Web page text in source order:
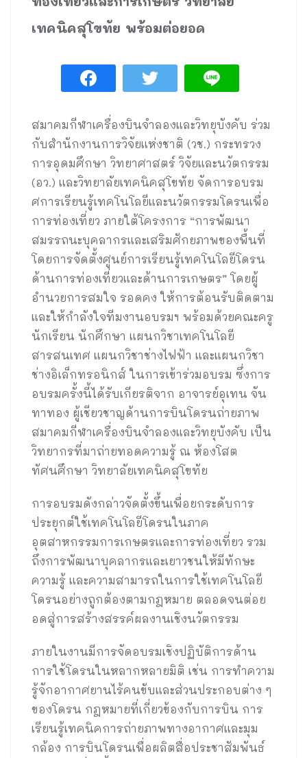
เทคนิคสุโขทัย พร้อมต่อยอด
สมาคมกีฬาเครื่องบินจำลองและวิทยุบังคับ ร่วม
กับสำนักงานการวิจัยแห่งชาติ (วช.) กระทรวง
การอุดมศึกษา วิทยาศาสตร์ วิจัยและนวัตกรรม
(อว.) และวิทยาลัยเทคนิคสุโขทัย จัดการอบรม
ศการเรียนรู้เทคโนโลยีและนวัตกรรมโดรนเพื่อ
การท่องเที่ยว ภายใต้โครงการ “การพัฒนา
สมรรถนะบุคลากรและเสริมศักยภาพของพื้นที่
โดยการจัดตั้งศูนย์การเรียนรู้เทคโนโลยีโดรน
ด้านการท่องเที่ยวและด้านการเกษตร” โดยผู้
อำนวยการสมใจ รอดคง ให้การต้อนรับติดตาม
และให้กำลังใจทีมงานอบรมฯ พร้อมด้วยคณะครู
นักเรียน นักศึกษา แผนกวิชาเทคโนโลยี
สารสนเทศ แผนกวิชาช่างไฟฟ้า และแผนกวิชา
ช่างอิเล็กทรอนิกส์ ในการเข้าร่วมอบรม ซึ่งการ
อบรมครั้งนี้ได้รับเกียรติจาก อาจารย์อุเทน จัน
ทาทอง ผู้เชียวชาญด้านการบินโดรนถ่ายภาพ
สมาคมกีฬาเครื่องบินจำลองและวิทยุบังคับ เป็น
วิทยากรที่มาถ่ายทอดความรู้ ณ ห้องโสต
ทัศนศึกษา วิทยาลัยเทคนิคสุโขทัย
การอบรมดังกล่าวจัดตั้งขึ้นเพื่อยกระดับการ
ประยุกต์ใช้เทคโนโลยีโดรนในภาค
อุตสาหกรรมการเกษตรและการท่องเที่ยว รวม
ถึงการพัฒนาบุคลากรและเยาวชนให้มีทักษะ
ความรู้ และความสามารถในการใช้เทคโนโลยี
โดรนอย่างถูกต้องตามกฎหมาย ตลอดจนต่อย
อดสู่การสร้างสรรค์ผลงานเชิงนวัตกรรม
ภายในงานมีการจัดอบรมเชิงปฏิบัติการด้าน
การใช้โดรนในหลากหลายมิติ เช่น การทำความ
รู้จักอากาศยานไร้คนขับและส่วนประกอบต่าง ๆ
ของโดรน กฎหมายที่เกี่ยวข้องกับการบิน การ
เรียนรู้เทคนิคการถ่ายภาพทางอากาศและมุม
กล้อง การบินโดรนเพื่อผลิตสื่อประชาสัมพันธ์